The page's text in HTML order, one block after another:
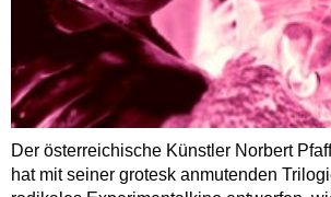
Der österreichische Künstler Norbert
hat mit seiner grotesk anmutenden